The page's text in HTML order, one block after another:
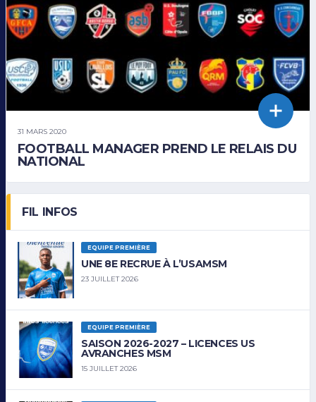
31 MARS 2020
FOOTBALL MANAGER PREND LE RELAIS DU
NATIONAL
FIL INFOS
EQUIPE PREMIÈRE
UNE 8E RECRUE À L’USAMSM
23 JUILLET 2026
EQUIPE PREMIÈRE
SAISON 2026-2027 – LICENCES US
AVRANCHES MSM
15 JUILLET 2026